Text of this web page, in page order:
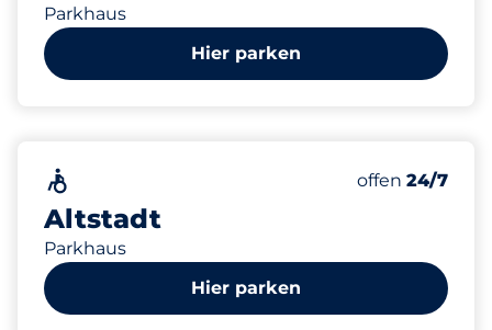
Parkhaus
Hier parken
Altstadt
Parkhaus
Anzahl der
Gesamtplätze
Samstag
offen 24/7
Hier parken